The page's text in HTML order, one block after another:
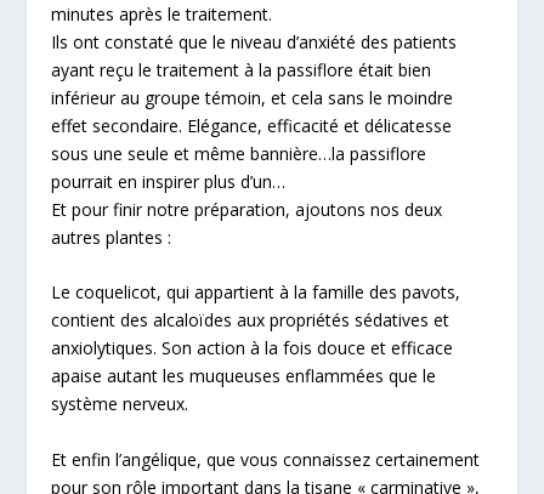
minutes après le traitement.
Ils ont constaté que le niveau d’anxiété des patients
ayant reçu le traitement à la passiflore était bien
inférieur au groupe témoin, et cela sans le moindre
effet secondaire. Elégance, efficacité et délicatesse
sous une seule et même bannière…la passiflore
pourrait en inspirer plus d’un…
Et pour finir notre préparation, ajoutons nos deux
autres plantes :
Le coquelicot, qui appartient à la famille des pavots,
contient des alcaloïdes aux propriétés sédatives et
anxiolytiques. Son action à la fois douce et efficace
apaise autant les muqueuses enflammées que le
système nerveux.
Et enfin l’angélique, que vous connaissez certainement
pour son rôle important dans la tisane « carminative »,